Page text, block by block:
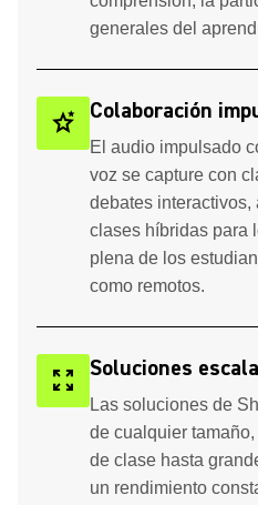
generales del
stars_2 Colaboración
El audio impulsado
voz se capture con
debates
clases híbridas para
plena de los
como remotos.
zoom_out_map Soluciones
Las soluciones de
de cualquier
de clase hasta
un rendimiento